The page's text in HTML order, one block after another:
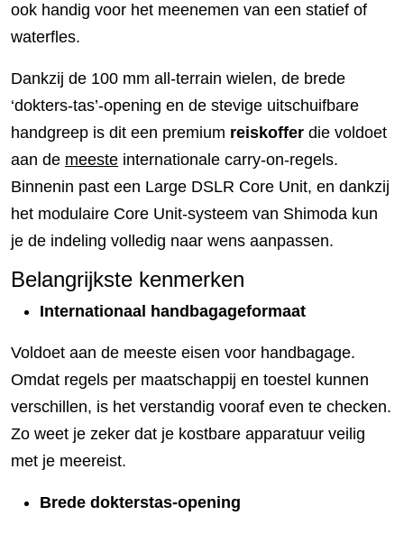
ook handig voor het meenemen van een statief of
waterfles.
Dankzij de 100 mm all-terrain wielen, de brede
‘dokters-tas’-opening en de stevige uitschuifbare
handgreep is dit een premium reiskoffer die voldoet
aan de meeste internationale carry-on-regels.
Binnenin past een Large DSLR Core Unit, en dankzij
het modulaire Core Unit-systeem van Shimoda kun
je de indeling volledig naar wens aanpassen.
Belangrijkste kenmerken
Internationaal handbagageformaat
Voldoet aan de meeste eisen voor handbagage.
Omdat regels per maatschappij en toestel kunnen
verschillen, is het verstandig vooraf even te checken.
Zo weet je zeker dat je kostbare apparatuur veilig
met je meereist.
Brede dokterstas-opening